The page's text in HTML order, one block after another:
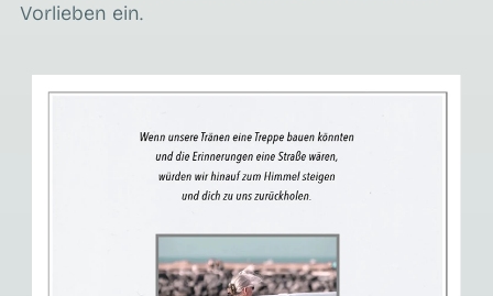
Vorlieben ein.